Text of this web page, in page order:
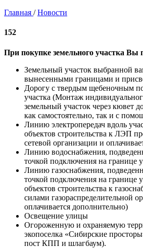
Главная / Новости
152
При покупке земельного участка Вы
Земельный участок выбранной
вынесенными границами и
Дорогу с твердым щебеночным
участка (Монтаж
земельный участок через кювет
как самостоятельно, так и с
Линию электропередач вдоль
объектов строительства к ЛЭП
сетевой организации и
Линию водоснабжения,
точкой подключения на границе
Линию газоснабжения,
точкой подключения на границе
объектов строительства к
силами газораспределительной
оплачивается дополнительно)
Освещение улицы
Огороженную и охраняемую
экопоселка «Сибирские
пост КПП и шлагбаум).